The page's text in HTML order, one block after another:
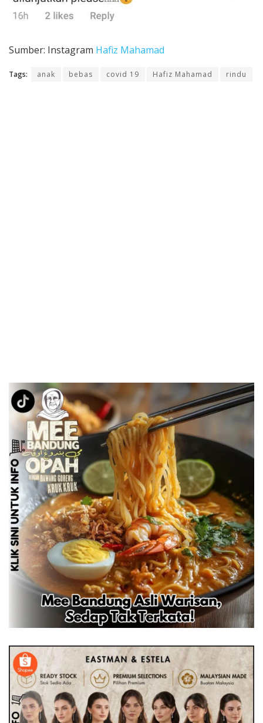
Sumber: Instagram Hafiz Mahamad
Tags: anak bebas covid 19 Hafiz Mahamad rindu